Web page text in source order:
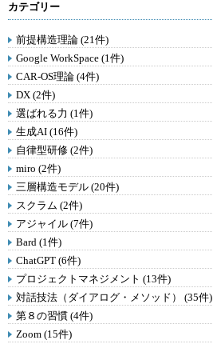
カテゴリー
前提構造理論 (21件)
Google WorkSpace (1件)
CAR-OS理論 (4件)
DX (2件)
選ばれる力 (1件)
生成AI (16件)
自律型研修 (2件)
miro (2件)
三層構造モデル (20件)
スクラム (2件)
アジャイル (7件)
Bard (1件)
ChatGPT (6件)
プロジェクトマネジメント (13件)
対話技法（ダイアログ・メソッド） (35件)
第８の習慣 (4件)
Zoom (15件)